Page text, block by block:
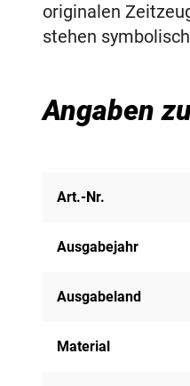
originalen
stehen
Angaben
Art.-Nr.
Ausgabejahr
Ausgabeland
Material